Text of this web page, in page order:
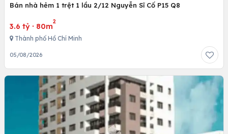
Bán nhà hẻm 1 trệt 1 lầu 2/12 Nguyễn Sĩ Cố P15 Q8
3.6 tỷ · 80m
2
Thành phố Hồ Chí Minh
05/08/2026